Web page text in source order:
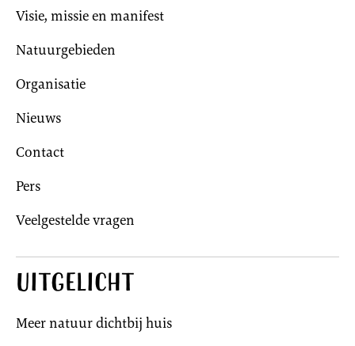
Visie, missie en manifest
Natuurgebieden
Organisatie
Nieuws
Contact
Pers
Veelgestelde vragen
Uitgelicht
Meer natuur dichtbij huis